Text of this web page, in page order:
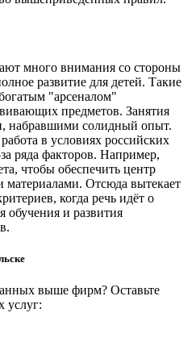
много внимания со стороны
развитие для детей. Такие
"арсеналом"
предметов. Занятия
набравшими солидный опыт.
в условиях российских
ряда факторов. Например,
чтобы обеспечить центр
Отсюда вытекает
когда речь идёт о
обучения и развития
выше фирм? Оставьте
услуг: